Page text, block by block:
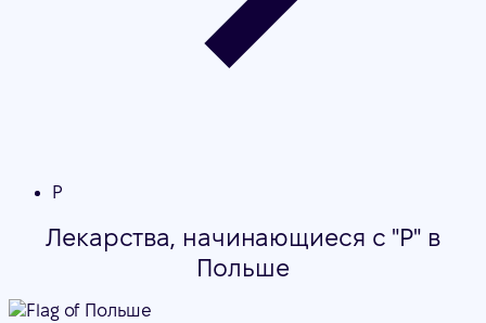
P
Лекарства, начинающиеся с "P" в
Польше